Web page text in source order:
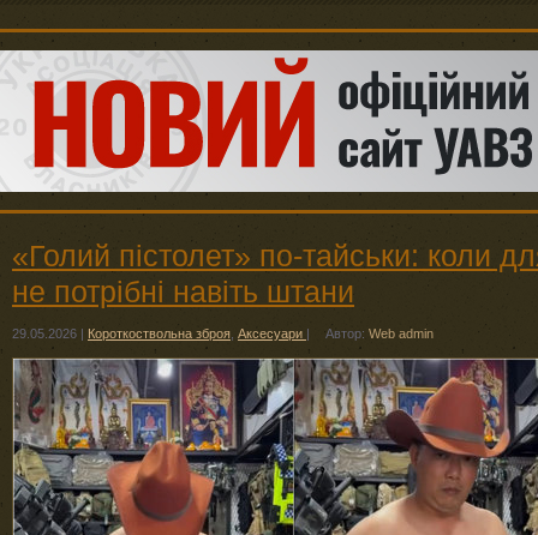
«Голий пістолет» по-тайськи: коли
не потрібні навіть штани
29.05.2026 | Короткоствольна зброя Аксесуари | Автор: Web admin